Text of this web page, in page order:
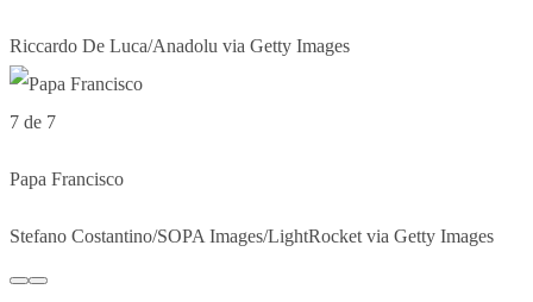
Riccardo De Luca/Anadolu via Getty Images
7 de 7
Papa Francisco
Stefano Costantino/SOPA Images/LightRocket via Getty Images